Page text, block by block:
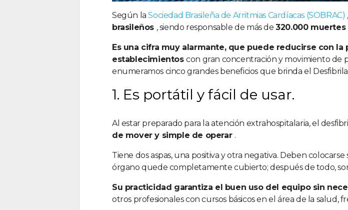
Según laSociedad Brasileña de Arritmias Cardíacas (SOBRAC) ,
brasileños , siendo responsable de más de320.000
Es una cifra muy alarmante, que puede reducirse con
establecimientoscon gran concentración y movimiento de
enumeramos cinco grandes beneficios que brinda el
1. Es portátil y fácil de usar.
Al estar preparado para la atención extrahospitalaria, el
de mover y simple de operar .
Tiene dos aspas, una positiva y otra negativa. Deben
órgano quede completamente cubierto; después de todo,
Su practicidad garantiza el buen uso del equipo sin
otros profesionales con cursos básicos en el área de la salud,